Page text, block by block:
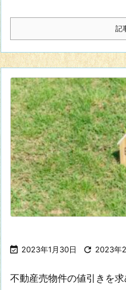
記
 2023年1月30日  2023年
不動産売物件の値引きを求